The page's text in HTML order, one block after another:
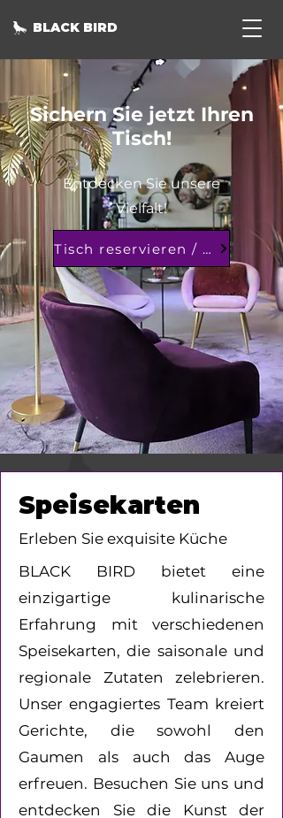
BLACK BIRD
Sichern Sie jetzt Ihren
Tisch!
Entdecken Sie unsere
Vielfalt!
Tisch reservieren / Essen vorbestellen
Speisekarten
Erleben Sie exquisite Küche
BLACK BIRD bietet eine
einzigartige kulinarische
Erfahrung mit verschiedenen
Speisekarten, die saisonale und
regionale Zutaten zelebrieren.
Unser engagiertes Team kreiert
Gerichte, die sowohl den
Gaumen als auch das Auge
erfreuen. Besuchen Sie uns und
entdecken Sie die Kunst der